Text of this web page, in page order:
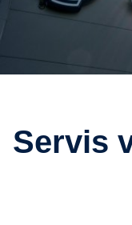
Servis